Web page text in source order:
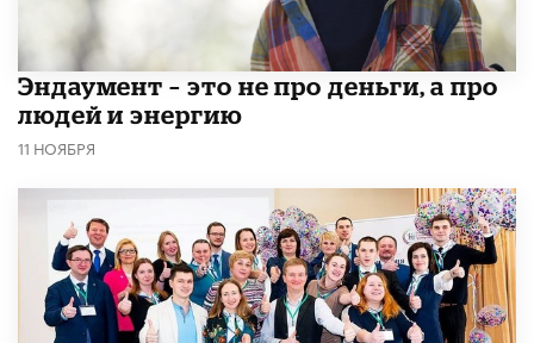
Эндаумент – это не про деньги, а про
людей и энергию
11 НОЯБРЯ